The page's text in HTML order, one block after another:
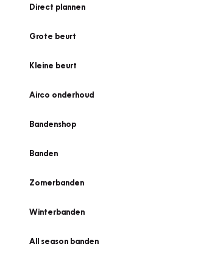
Direct plannen
Grote beurt
Kleine beurt
Airco onderhoud
Bandenshop
Banden
Zomerbanden
Winterbanden
All season banden